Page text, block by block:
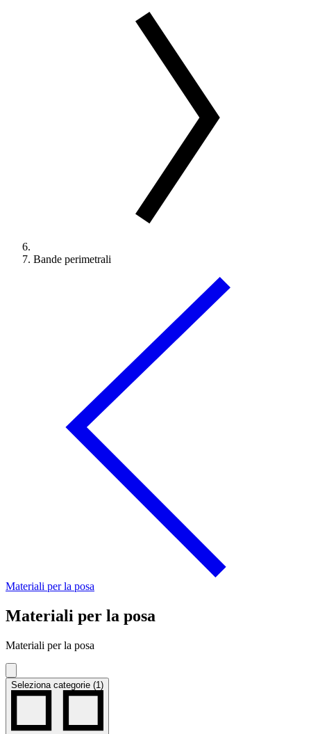
Bande perimetrali
Materiali per la posa
Materiali per la posa
Materiali per la posa
Seleziona categorie (1)